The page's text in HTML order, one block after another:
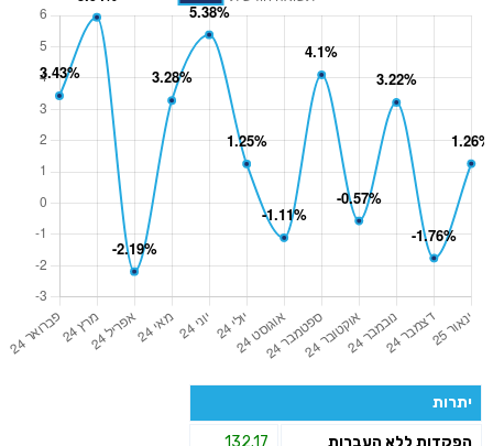
יתרות
הפקדות ללא העברות 132.17